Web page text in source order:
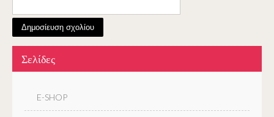
Σελίδες
E-SHOP